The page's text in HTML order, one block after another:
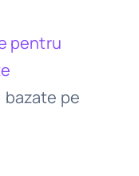
pentru
bazate pe